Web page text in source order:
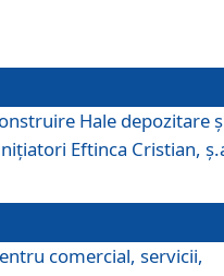
Hale depozitare
Eftinca Cristian,
comercial, servicii,